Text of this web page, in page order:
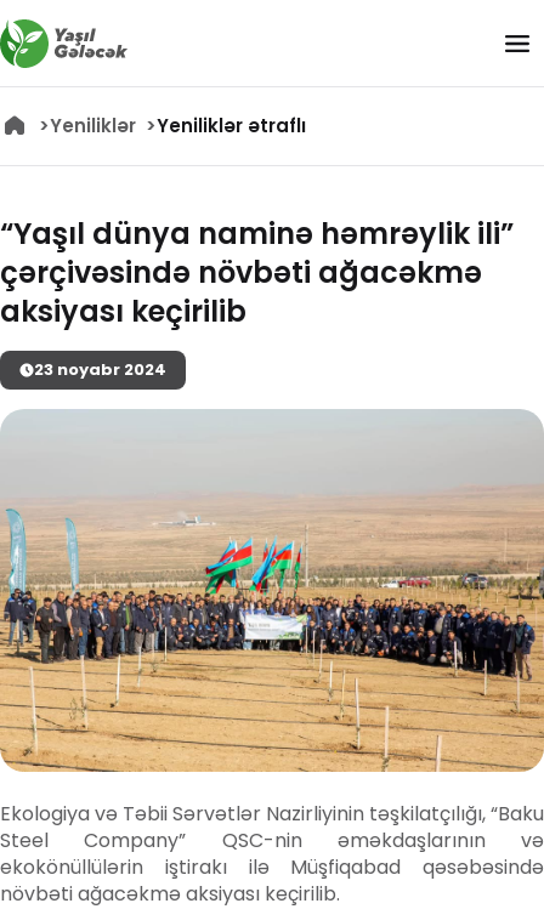
Yeniliklər Yeniliklər ətraflı
“Yaşıl dünya naminə həmrəylik ili”
çərçivəsində növbəti ağacəkmə
aksiyası keçirilib
23 noyabr 2024
Ekologiya və Təbii Sərvətlər Nazirliyinin təşkilatçılığı, “Baku
Steel Company” QSC-nin əməkdaşlarının və
ekokönüllülərin iştirakı ilə Müşfiqabad qəsəbəsində
növbəti ağacəkmə aksiyası keçirilib.